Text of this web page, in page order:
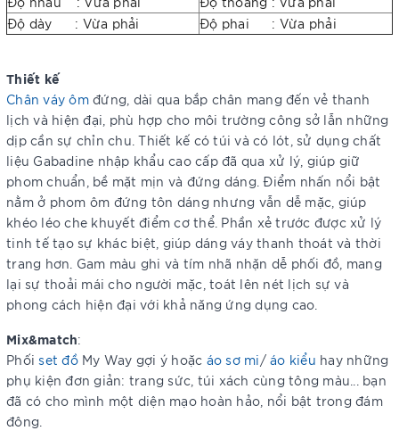
Độ dày : Vừa phải
Độ phai : Vừa phải
Thiết kế
Chân váy ômđứng, dài qua bắp chân mang đến vẻ thanh
lịch và hiện đại, phù hợp cho môi trường công sở lẫn những
dịp cần sự chỉn chu. Thiết kế có túi và có lót, sử dụng chất
liệu Gabadine nhập khẩu cao cấp đã qua xử lý, giúp giữ
phom chuẩn, bề mặt mịn và đứng dáng. Điểm nhấn nổi bật
nằm ở phom ôm đứng tôn dáng nhưng vẫn dễ mặc, giúp
khéo léo che khuyết điểm cơ thể. Phần xẻ trước được xử lý
tinh tế tạo sự khác biệt, giúp dáng váy thanh thoát và thời
trang hơn. Gam màu ghi và tím nhã nhặn dễ phối đồ, mang
lại sự thoải mái cho người mặc, toát lên nét lịch sự và
phong cách hiện đại với khả năng ứng dụng cao.
Mix&match:
Phốiset đồMy Way gợi ý hoặc áo sơ mi/ áo kiểu hay những
phụ kiện đơn giản: trang sức, túi xách cùng tông màu... bạn
đã có cho mình một diện mạo hoàn hảo, nổi bật trong đám
đông.